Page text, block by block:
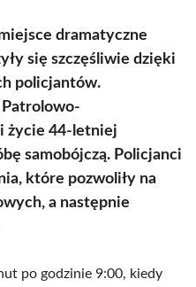
dramatyczne
się szczęśliwie dzięki
policjantów.
Patrolowo-
życie 44-letniej
samobójczą. Policjanci
które pozwoliły na
a następnie
po godzinie 9:00, kiedy